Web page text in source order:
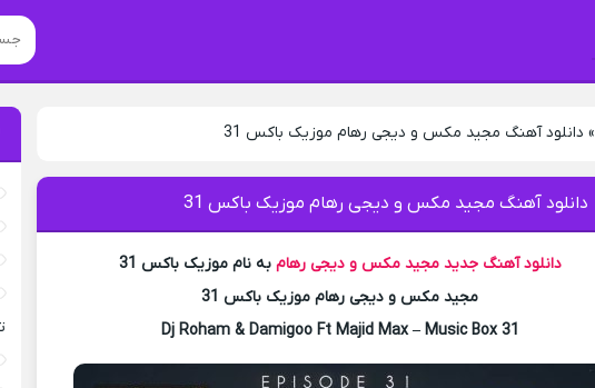
» دانلود آهنگ مجید مکس و دیجی رهام موزیک باکس 31
دانلود آهنگ مجید مکس و دیجی رهام موزیک باکس 31
دانلود آهنگ جدید مجید مکس و دیجی رهام به نام موزیک باکس 31
مجید مکس و دیجی رهام موزیک باکس 31
Dj Roham & Damigoo Ft Majid Max – Music Box 31